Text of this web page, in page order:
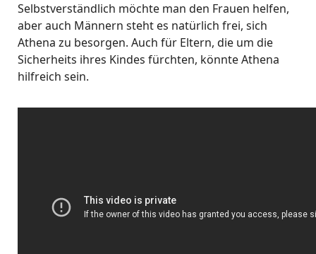
Selbstverständlich möchte man den Frauen helfen,
aber auch Männern steht es natürlich frei, sich
Athena zu besorgen. Auch für Eltern, die um die
Sicherheits ihres Kindes fürchten, könnte Athena
hilfreich sein.